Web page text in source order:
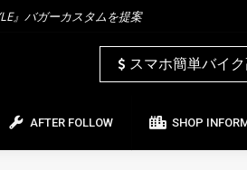
』バガーカスタムを提案
スマホ簡単バイ
AFTER FOLLOW SHOP